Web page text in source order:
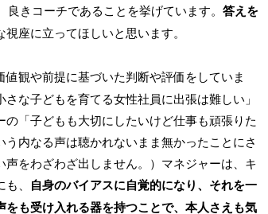
きコーチであることを挙げています。 答えを
視座に立ってほしいと思います。
観や前提に基づいた判断や評価をしていま
な子どもを育てる女性社員に出張は難しい」
「子どもも大切にしたいけど仕事も頑張りた
内なる声は聴かれないまま無かったことにさ
をわざわざ出しません。）マネジャーは、キ
、 自身のバイアスに自覚的になり、それを一
も受け入れる器を持つことで、本人さえも気